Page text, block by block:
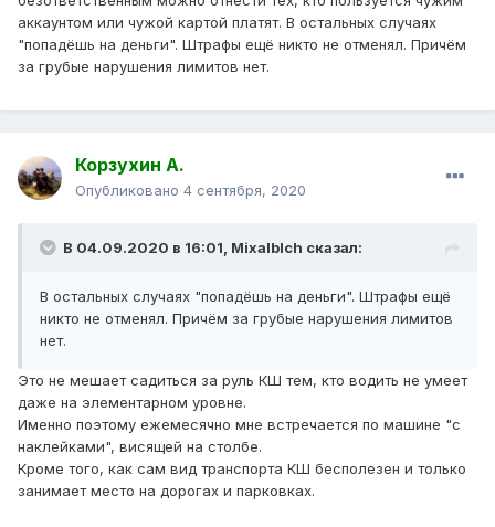
аккаунтом или чужой картой платят. В остальных случаях
"попадёшь на деньги". Штрафы ещё никто не отменял. Причём
за грубые нарушения лимитов нет.
Корзухин А.
Опубликовано 4 сентября, 2020
В 04.09.2020 в 16:01, Mixalblch сказал:
В остальных случаях "попадёшь на деньги". Штрафы ещё
никто не отменял. Причём за грубые нарушения лимитов
нет.
Это не мешает садиться за руль КШ тем, кто водить не умеет
даже на элементарном уровне.
Именно поэтому ежемесячно мне встречается по машине "с
наклейками", висящей на столбе.
Кроме того, как сам вид транспорта КШ бесполезен и только
занимает место на дорогах и парковках.